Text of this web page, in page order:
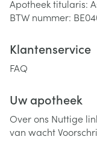
Apotheek titularis:
BTW nummer:
Klantenservice
FAQ
Uw apotheek
Over ons Nuttige
van wacht